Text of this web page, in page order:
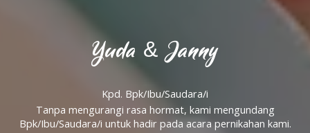
Yuda & Janny
Kpd. Bpk/Ibu/Saudara/i
Tanpa mengurangi rasa hormat, kami mengundang
Bpk/Ibu/Saudara/i untuk hadir pada acara pernikahan kami.